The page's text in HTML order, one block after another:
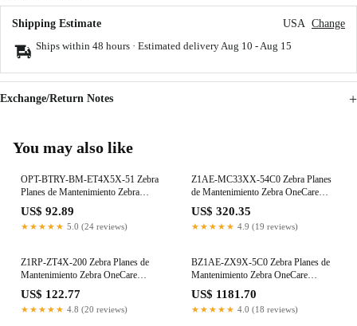
Shipping Estimate USA Change
Ships within 48 hours · Estimated delivery Aug 10 - Aug 15
Exchange/Return Notes
You may also like
OPT-BTRY-BM-ET4X5X-51 Zebra
Planes de Mantenimiento Zebra
OneCare Panamá
US$ 92.89
★★★★★ 5.0 (24 reviews)
Z1AE-MC33XX-54C0 Zebra Planes
de Mantenimiento Zebra OneCare
Panamá
US$ 320.35
★★★★★ 4.9 (19 reviews)
Z1RP-ZT4X-200 Zebra Planes de
Mantenimiento Zebra OneCare
Panamá
US$ 122.77
★★★★★ 4.8 (20 reviews)
BZ1AE-ZX9X-5C0 Zebra Planes de
Mantenimiento Zebra OneCare
Panamá
US$ 1181.70
★★★★★ 4.0 (18 reviews)